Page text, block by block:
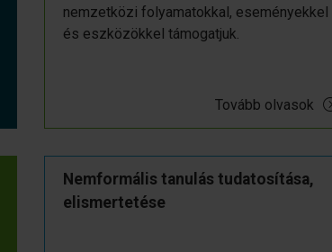
nemzetközi folyamatokkal, eseményekkel
és eszközökkel támogatjuk.
Tovább olvasok
Nemformális tanulás tudatosítása,
elismertetése